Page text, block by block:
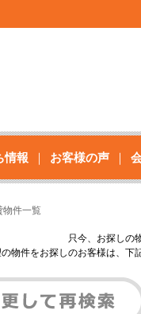
情報 お客様の声
物件一覧
只今、お探しの
物件をお探しのお客様は、下